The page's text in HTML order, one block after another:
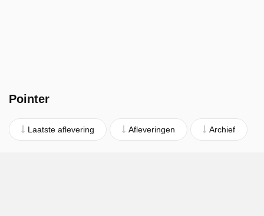
Pointer
Laatste aflevering Afleveringen Archief